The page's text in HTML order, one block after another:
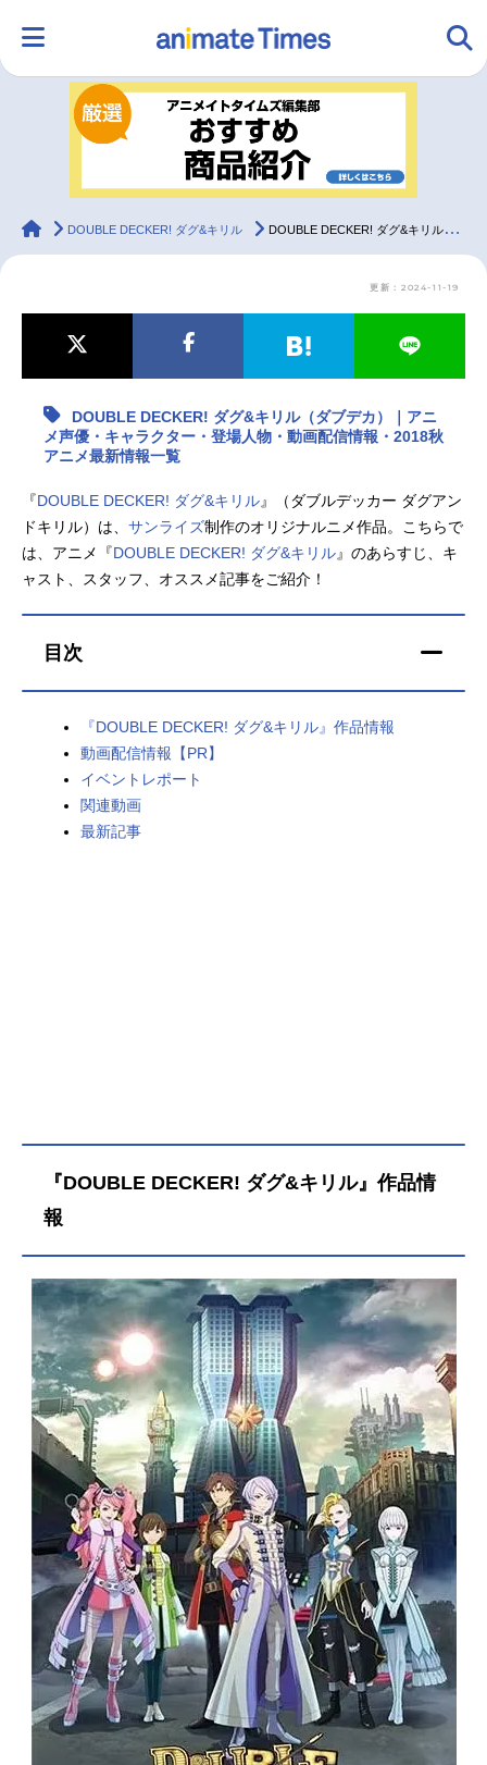
ランキング アニメ
ラジオ
最新記事一覧
アニメ映画一覧 実写化映画一覧
今期アニメ曜日別一覧
春アニメ 夏アニメ
秋アニメ
FOLLOW US
animateTimes
DOUBLE DECKER! ダグ&キリル DOUBLE DECKER! ダグ&キリル（ダブデカ）｜アニメ声優・キャラクター・登場人物・動画配信情報・2018秋アニメ最新情報一覧
更新：2024-11-19
DOUBLE DECKER! ダグ&キリル（ダブデカ）｜アニ
メ声優・キャラクター・登場人物・動画配信情報・2018秋
アニメ最新情報一覧
『DOUBLE DECKER! ダグ&キリル』（ダブルデッカー ダグアン
ドキリル）は、 サンライズ制作のオリジナルニメ作品。こちらで
は、アニメ『DOUBLE DECKER! ダグ&キリル』のあらすじ、キ
ャスト、スタッフ、オススメ記事をご紹介！
目次
『DOUBLE DECKER! ダグ&キリル』作品情報
動画配信情報【PR】
イベントレポート
関連動画
最新記事
『DOUBLE DECKER! ダグ&キリル』作品情
報